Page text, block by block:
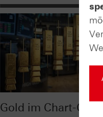
Gold im Chart-